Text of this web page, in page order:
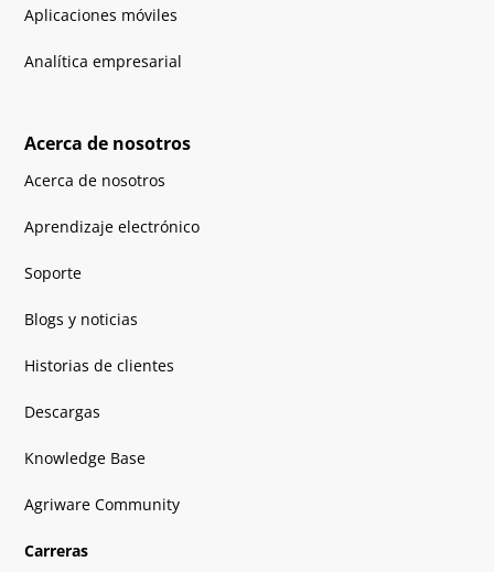
Aplicaciones móviles
Analítica empresarial
Acerca de nosotros
Acerca de nosotros
Aprendizaje electrónico
Soporte
Blogs y noticias
Historias de clientes
Descargas
Knowledge Base
Agriware Community
Carreras